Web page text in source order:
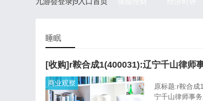
睡眠
[收购]r鞍合成1(400031):辽宁千山律师
商业观察
原标题:r鞍合成
宁千山律师事